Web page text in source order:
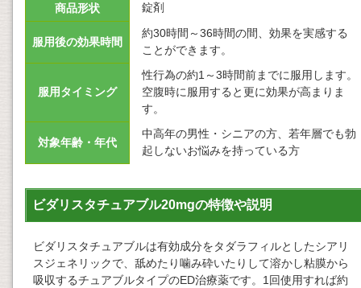
商品形状 錠剤
服用後の効果時間
約30時間～36時間の間、効果を実感する
ことができます。
服用タイミング
性行為の約1～3時間前までに服用します。
空腹時に服用すると更に効果が高まりま
す。
対象年齢・年代
中高年の男性・シニアの方、若年層でも勃
起しないお悩みを持っている方
ビダリスタチュアブル20mgの特徴や説明
ビダリスタチュアブルは有効成分をタダラフィルとしたシアリ
スジェネリックで、舐めたり噛み砕いたりして溶かし粘膜から
吸収するチュアブルタイプのED治療薬です。1回使用すれば約